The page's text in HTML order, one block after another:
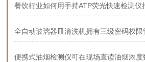
餐饮行业如何用手持ATP荧光快速检测仪
全自动玻璃器皿清洗机拥有三级密码权限
便携式油烟检测仪可在现场直读油烟浓度